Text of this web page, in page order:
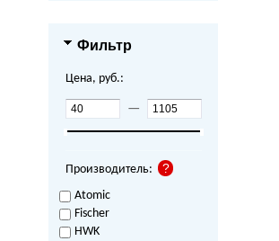
Фильтр
Цена, руб.:
—
Производитель:
Atomic
Fischer
HWK